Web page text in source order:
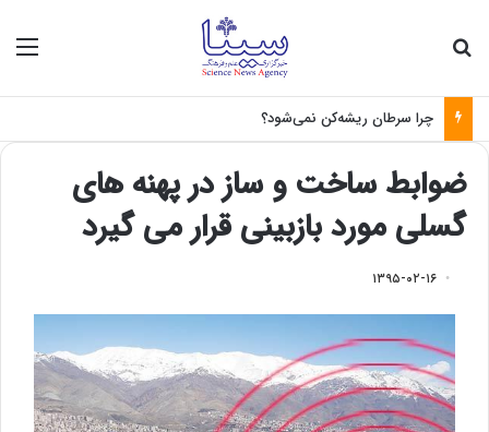
چرا سرطان ریشه‌کن نمی‌شود؟
ضوابط ساخت و ساز در پهنه های
گسلی مورد بازبینی قرار می گیرد
۱۳۹۵-۰۲-۱۶